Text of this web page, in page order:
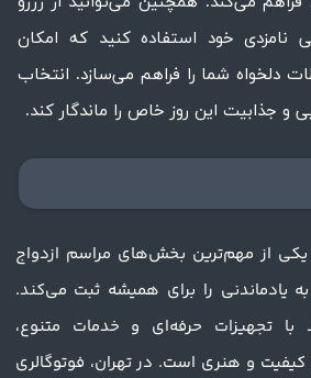
نامزدی خود استفاده کنید که امکان
دلخواه شما را فراهم می‌سازد. انتخاب
و جذابیت این روز خاص را ماندگار کند.​​​​​​​
از مهم‌ترین بخش‌های مراسم ازدواج
را برای همیشه ثبت می‌کند.
با تجهیزات حرفه‌ای و خدمات متنوع،
و هنری است. در تهران، فوتوگالری